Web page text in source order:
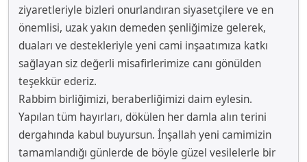
ziyaretleriyle bizleri onurlandıran siyasetçilere ve en
önemlisi, uzak yakın demeden şenliğimize gelerek,
duaları ve destekleriyle yeni cami inşaatımıza katkı
sağlayan siz değerli misafirlerimize canı gönülden
teşekkür ederiz.
Rabbim birliğimizi, beraberliğimizi daim eylesin.
Yapılan tüm hayırları, dökülen her damla alın terini
dergahında kabul buyursun. İnşallah yeni camimizin
tamamlandığı günlerde de böyle güzel vesilelerle bir